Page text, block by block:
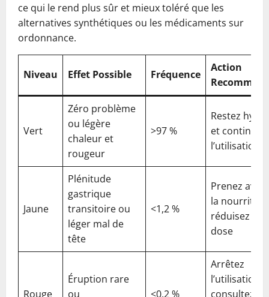
ce qui le rend plus sûr et mieux toléré que les
alternatives synthétiques ou les médicaments sur
ordonnance.
Niveau Effet Possible Fréquence
Action
Vert
Zéro problème
ou légère
chaleur et
rougeur
>97 %
Restez
et continuez
l’utilisation
Jaune
Plénitude
gastrique
transitoire ou
léger mal de
tête
<1,2 %
Prenez avec
la
réduisez la
dose
Rouge
Éruption rare
ou
<0,2 %
Arrêtez
l’utilisation
consultez un